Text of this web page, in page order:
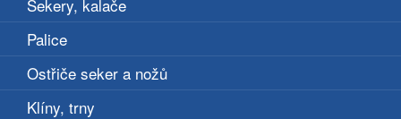
Sekery, kalače
Palice
Ostřiče seker a nožů
Klíny, trny